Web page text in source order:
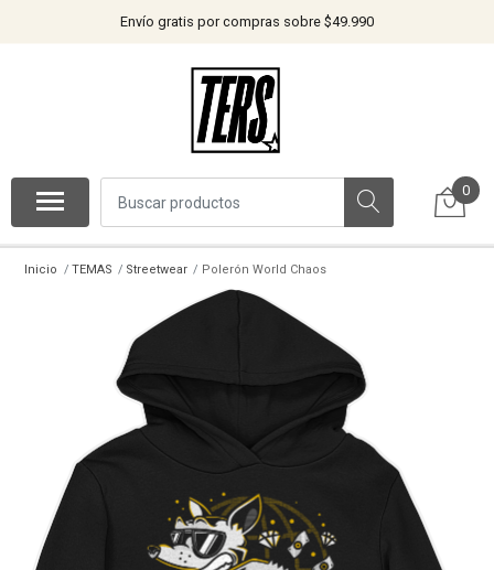
Envío gratis por compras sobre $49.990
0
Inicio TEMAS Streetwear Polerón World Chaos